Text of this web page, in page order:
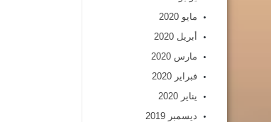
مايو 2020
أبريل 2020
مارس 2020
فبراير 2020
يناير 2020
ديسمبر 2019